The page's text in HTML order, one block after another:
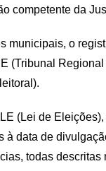
competente da
municipais, o
(Tribunal
(Lei de
à data de
todas